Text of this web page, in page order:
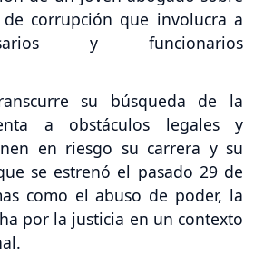
corrupción que involucra a
y funcionarios
su búsqueda de la
a obstáculos legales y
en riesgo su carrera y su
se estrenó el pasado 29 de
como el abuso de poder, la
por la justicia en un contexto